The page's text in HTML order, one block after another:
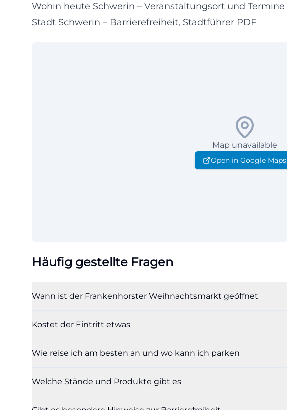
Wohin heute Schwerin – Veranstaltungsort und Termine
Stadt Schwerin – Barrierefreiheit, Stadtführer PDF
Map unavailable
Open in Google Maps
Häufig gestellte Fragen
Wann ist der Frankenhorster Weihnachtsmarkt geöffnet
Kostet der Eintritt etwas
Wie reise ich am besten an und wo kann ich parken
Welche Stände und Produkte gibt es